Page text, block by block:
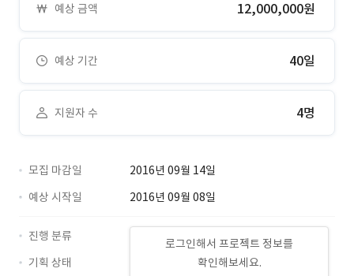
예상 금액 12,000,000원
예상 기간 40일
지원자 수 4명
모집 마감일
2016년 09월 14일
예상 시작일
2016년 09월 08일
로그인해서 프로젝트 정보를
확인해보세요.
진행 분류
기획 상태